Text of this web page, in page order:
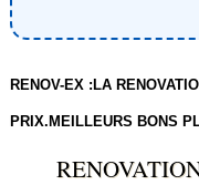
RENOV-EX :LA
PRIX.MEILLEURS BONS